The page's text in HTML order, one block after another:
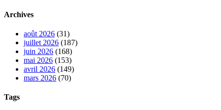
Archives
août 2026 (31)
juillet 2026 (187)
juin 2026 (168)
mai 2026 (153)
avril 2026 (149)
mars 2026 (70)
Tags